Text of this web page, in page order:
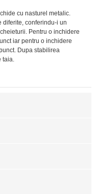
cu nasturel metalic.
diferite, conferindu-i un
Pentru o inchidere
iar pentru o inchidere
Dupa stabilirea
taia.